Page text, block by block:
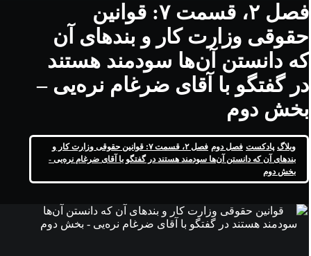
فصل ۲، قسمت ۷: قوانین
حقوقی وزارت کار و بندهای آن
که دانستن آن‌ها سودمند هستند
در گفتگو با آقای ضرغام نره‌یی –
بخش دوم
وبلاگ پادکست فصل دوم
فصل ۲، قسمت ۷: قوانین حقوقی وزارت کار و
بندهای آن که دانستن آن‌ها سودمند هستند در گفتگو با آقای ضرغام نره‌یی -
بخش دوم